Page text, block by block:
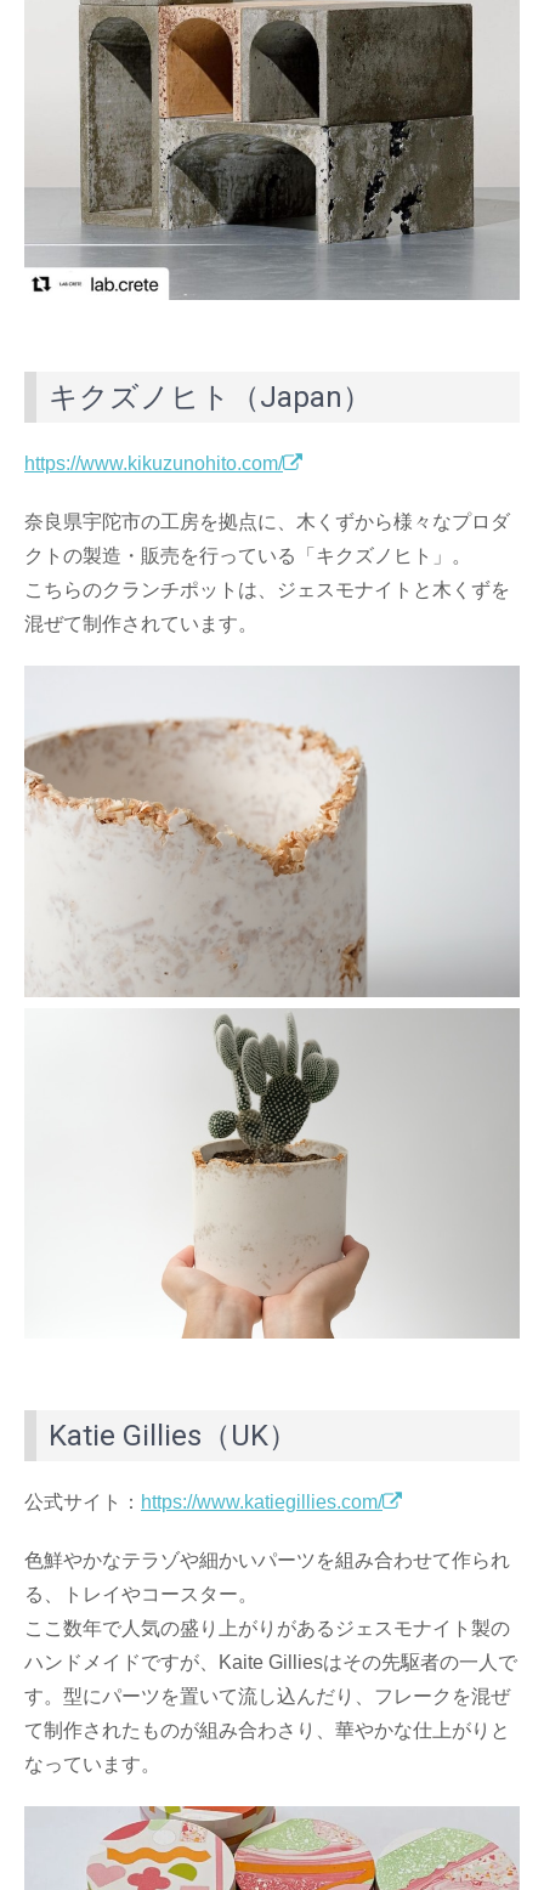
キクズノヒト（Japan）
https://www.kikuzunohito.com/
奈良県宇陀市の工房を拠点に、木くずから様々なプロダ
クトの製造・販売を行っている「キクズノヒト」。
こちらのクランチポットは、ジェスモナイトと木くずを
混ぜて制作されています。
Katie Gillies（UK）
公式サイト： https://www.katiegillies.com/
色鮮やかなテラゾや細かいパーツを組み合わせて作られ
る、トレイやコースター。
ここ数年で人気の盛り上がりがあるジェスモナイト製の
ハンドメイドですが、Kaite Gilliesはその先駆者の一人で
す。型にパーツを置いて流し込んだり、フレークを混ぜ
て制作されたものが組み合わさり、華やかな仕上がりと
なっています。